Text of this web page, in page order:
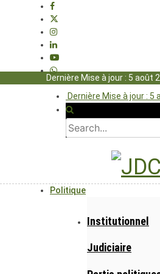
Dernière Mise à jour : 5
Dernière Mise à jour : 5 août
Politique
Institutionnel
Judiciaire